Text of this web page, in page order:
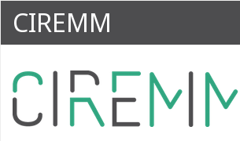
CIREMM